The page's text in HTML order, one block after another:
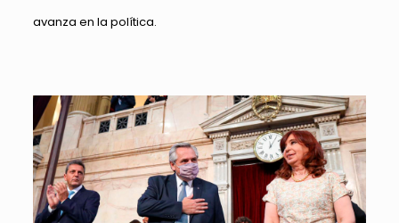
avanza en la política.